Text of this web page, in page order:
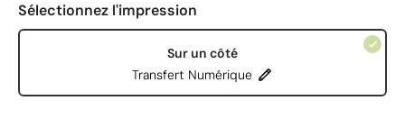
Sélectionnez l'impression
Sur un côté
Transfert Numérique